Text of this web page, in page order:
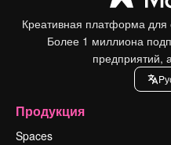
Креативная платформа
Более 1 миллиона
предприятий,
Продукция
Spaces